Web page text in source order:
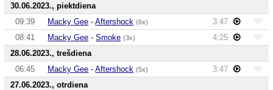
30.06.2023., piektdiena
09:39
Macky Gee -Aftershock (6x)
3:47
08:41
Macky Gee -Smoke (3x)
4:25
28.06.2023., trešdiena
06:45
Macky Gee -Aftershock (5x)
3:47
27.06.2023., otrdiena